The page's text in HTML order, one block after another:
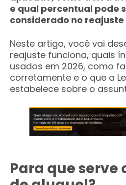
e qual percentual pode
considerado no
Neste artigo, você vai
reajuste funciona, quais
usados em 2026, como
corretamente e o que a
estabelece sobre o
Para que serve